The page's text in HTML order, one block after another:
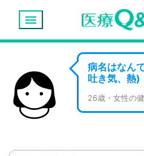
menu
病名はなん
吐き気、熱)
26歳・女性の